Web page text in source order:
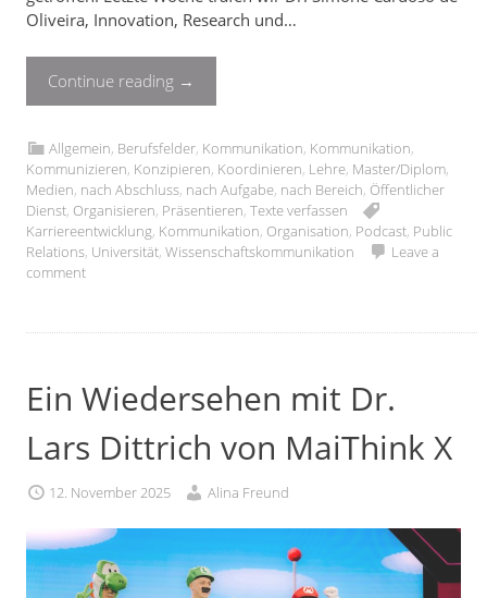
Oliveira, Innovation, Research und…
Continue reading →
Allgemein, Berufsfelder, Kommunikation, Kommunikation,
Kommunizieren, Konzipieren, Koordinieren, Lehre, Master/Diplom,
Medien, nach Abschluss, nach Aufgabe, nach Bereich, Öffentlicher
Dienst, Organisieren, Präsentieren,Texte verfassen
Karriereentwicklung, Kommunikation, Organisation, Podcast, Public
Relations, Universität,Wissenschaftskommunikation
Leave a
comment
Ein Wiedersehen mit Dr.
Lars Dittrich von MaiThink X
12. November 2025 Alina Freund